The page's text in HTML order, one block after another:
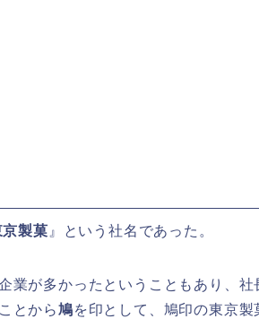
京製菓』という社名であった。
業が多かったということもあり、
とから鳩を印として、鳩印の東京